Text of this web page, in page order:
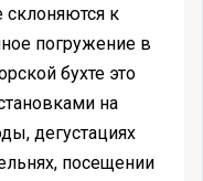
склоняются к
погружение в
бухте это
на
дегустациях
посещении